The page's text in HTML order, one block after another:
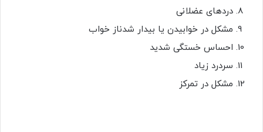
دردهای عضلانی
مشکل در خوابیدن یا بیدار شدناز خواب
احساس خستگی شدید
سردرد زیاد
مشکل در تمرکز